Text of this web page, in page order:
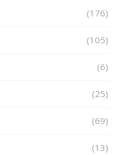
(176)
(105)
(6)
(25)
(69)
(13)